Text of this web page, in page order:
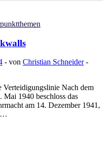
- von Christian Schneider-
Nach dem
1940 beschloss das
am 14. Dezember 1941,
…